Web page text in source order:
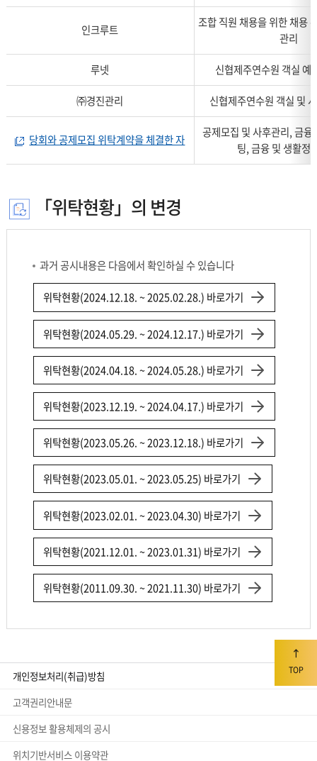
인크루트
조합 직원 채용을 위한 채용
관리
루넷
신협제주연수원 객실 예
㈜경진관리
신협제주연수원 객실 및
당회와 공제모집 위탁계약을 체결한 자
공제모집 및 사후관리, 금융
팅, 금융 및 생활정
「위탁현황」의 변경
과거 공시내용은 다음에서 확인하실 수 있습니다
위탁현황(2024.12.18. ~ 2025.02.28.) 바로가기
위탁현황(2024.05.29. ~ 2024.12.17.) 바로가기
위탁현황(2024.04.18. ~ 2024.05.28.) 바로가기
위탁현황(2023.12.19. ~ 2024.04.17.) 바로가기
위탁현황(2023.05.26. ~ 2023.12.18.) 바로가기
위탁현황(2023.05.01. ~ 2023.05.25) 바로가기
위탁현황(2023.02.01. ~ 2023.04.30) 바로가기
위탁현황(2021.12.01. ~ 2023.01.31) 바로가기
위탁현황(2011.09.30. ~ 2021.11.30) 바로가기
개인정보처리(취급)방침
고객권리안내문
신용정보 활용체제의 공시
위치기반서비스 이용약관
TOP